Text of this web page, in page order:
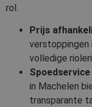
rol.
Prijs
volledige
in Machelen
transparante